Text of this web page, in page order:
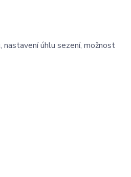
úhlu sezení, možnost